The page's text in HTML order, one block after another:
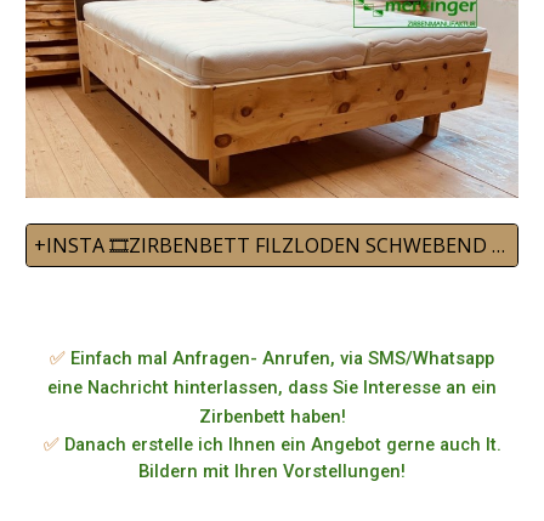
+INSTA 🎞️ZIRBENBETT FILZLODEN SCHWEBEND 22
✅ Einfach mal Anfragen- Anrufen, via SMS/Whatsapp
eine Nachricht hinterlassen, dass Sie Interesse an ein
Zirbenbett haben!
✅ Danach erstelle ich Ihnen ein Angebot gerne auch lt.
Bildern mit Ihren Vorstellungen!